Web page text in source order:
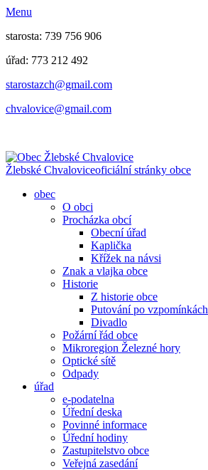
Menu
starosta: 739 756 906
úřad: 773 212 492
​​​​starostazch@gmail.com
​​​​chvalovice@gmail.com
Žlebské Chvaloviceoficiální stránky obce
obec
O obci
Procházka obcí
Obecní úřad
Kaplička
Křížek na návsi
Znak a vlajka obce
Historie
Z historie obce
Putování po vzpomínkách
Divadlo
Požární řád obce
Mikroregion Železné hory
Optické sítě
Odpady
úřad
e-podatelna
Úřední deska
Povinné informace
Úřední hodiny
Zastupitelstvo obce
Veřejná zasedání